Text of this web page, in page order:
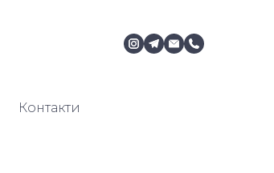
Контакти